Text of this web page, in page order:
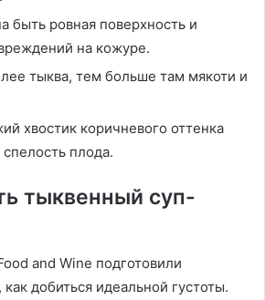
быть ровная поверхность и
на кожуре.
тыква, тем больше там мякоти и
хвостик коричневого оттенка
плода.
тыквенный суп-
and Wine подготовили
добиться идеальной густоты.